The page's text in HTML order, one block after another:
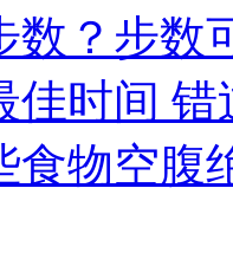
数？步数
佳时间
食物空腹